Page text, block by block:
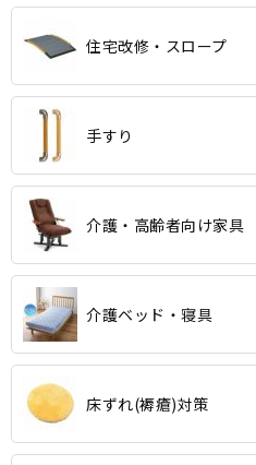
住宅改修・スロープ
手すり
介護・高齢者向け家具
介護ベッド・寝具
床ずれ(褥瘡)対策